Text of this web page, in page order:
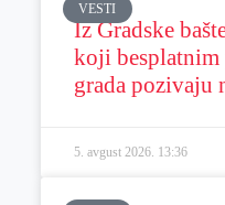
VESTI
Iz Gradske
koji
grada pozivaju
5. avgust 2026. 13:36